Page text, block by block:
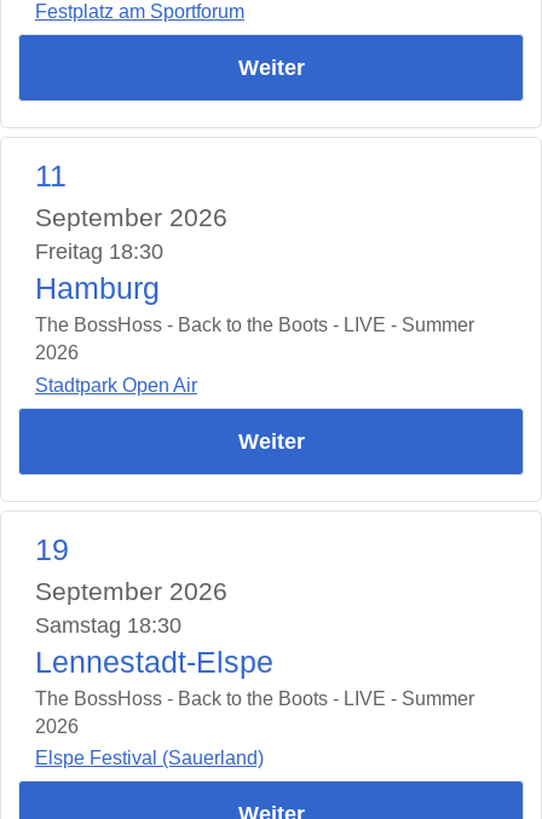
Festplatz am Sportforum
Weiter
11
September 2026
Freitag 18:30
Hamburg
The BossHoss - Back to the Boots - LIVE - Summer
2026
Stadtpark Open Air
Weiter
19
September 2026
Samstag 18:30
Lennestadt-Elspe
The BossHoss - Back to the Boots - LIVE - Summer
2026
Elspe Festival (Sauerland)